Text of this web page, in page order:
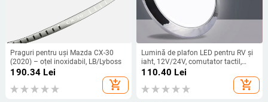
Praguri pentru uși Mazda CX-30
(2020) – oțel inoxidabil, LB/Lyboss
190.34 Lei
add_shopping_cart
Lumină de plafon LED pentru RV și
iaht, 12V/24V, comutator tactil,
iluminare interioară rezistentă la
110.40 Lei
add_shopping_cart